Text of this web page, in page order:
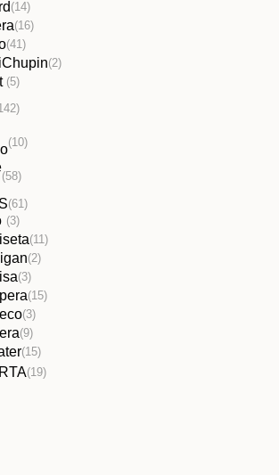
(14)
(16)
(41)
(2)
(5)
(10)
(58)
(61)
(3)
(11)
(2)
(3)
(15)
(3)
(9)
(15)
(19)